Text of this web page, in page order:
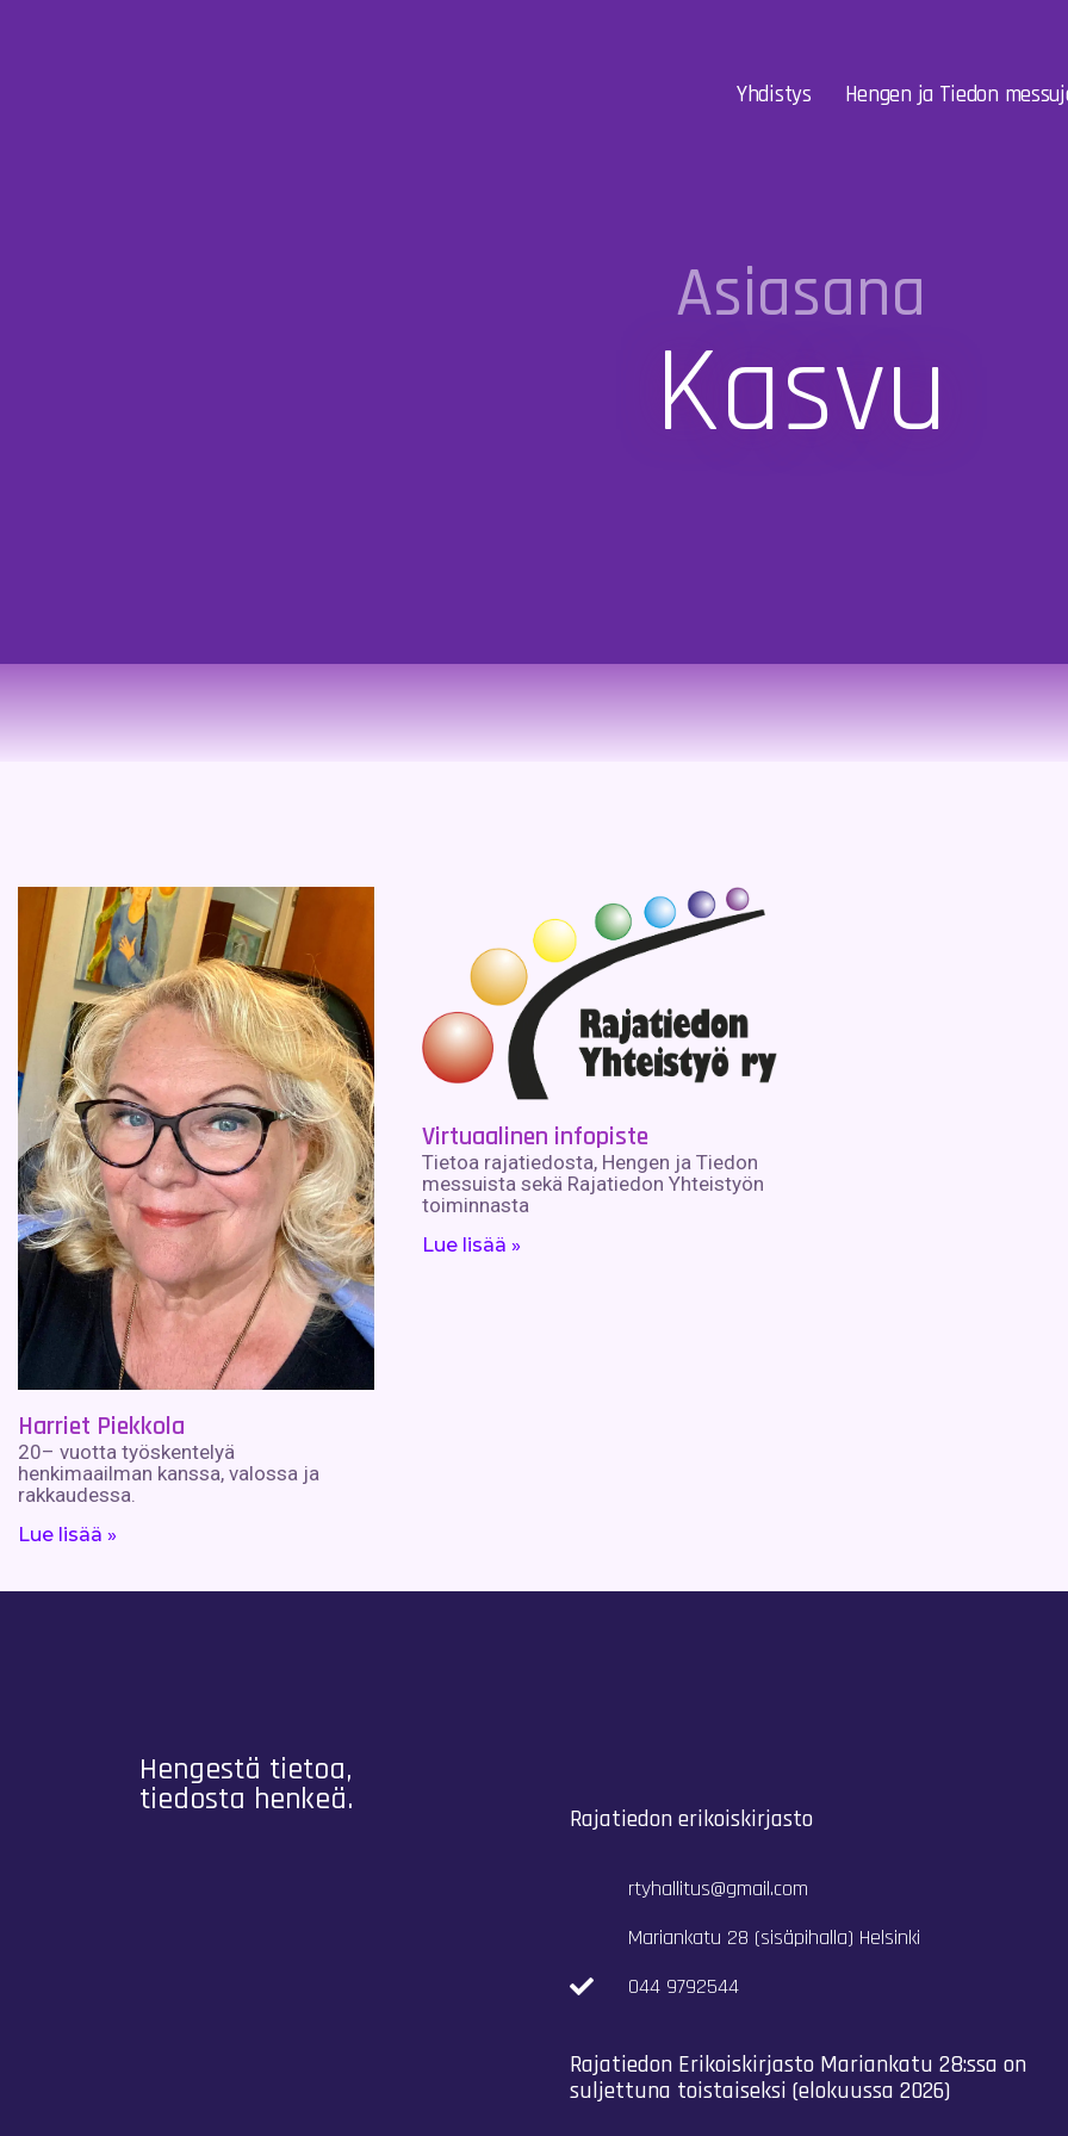
Yhdistys Hengen ja Tiedon
Asiasana
Kasvu
Harriet Piekkola
20– vuotta työskentelyä
henkimaailman kanssa, valossa ja
rakkaudessa.
Lue lisää »
Virtuaalinen infopiste
Tietoa rajatiedosta, Hengen ja Tiedon
messuista sekä Rajatiedon Yhteistyön
toiminnasta
Lue lisää »
Hengestä tietoa,
tiedosta henkeä. Rajatiedon erikoiskirjasto
rtyhallitus@gmail.com
Mariankatu 28 (sisäpihalla) Helsinki
044 9792544
Rajatiedon Erikoiskirjasto Mariankatu 28:ssa on
suljettuna toistaiseksi (elokuussa 2026)